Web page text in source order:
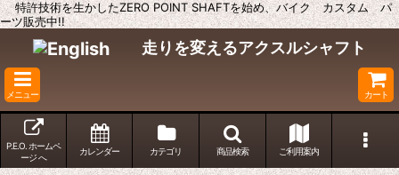
特許技術を生かしたZERO POINT SHAFTを始め、バイク カスタム パ
ーツ販売中!!
走りを変えるアクスルシャフト
メニュー カート
P.E.O. ホームペ
ージ へ
カレンダー カテゴリ 商品検索 ご利用案内